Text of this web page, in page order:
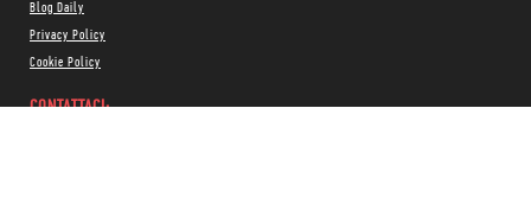
Blog Daily
Privacy Policy
Cookie Policy
CONTATTACI: